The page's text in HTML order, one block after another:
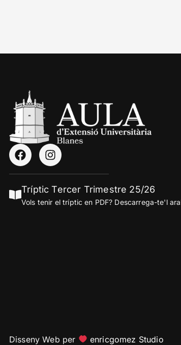
Tríptic Tercer Trimestre 25/26
Vols tenir el tríptic en PDF? Descarrega-te'l
Disseny Web per enricgomez Studio